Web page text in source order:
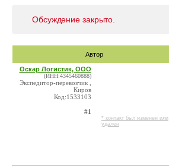
Обсуждение закрыто.
Автор
Оскар Логистик, ООО
(ИНН:4345460888)
Экспедитор-перевозчик ,
Киров
Код:1533103
#1
* контакт был изменен или
удален